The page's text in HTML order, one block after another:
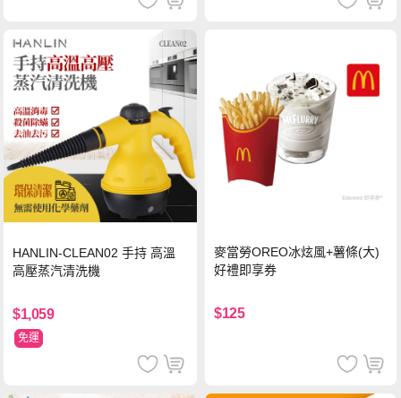
HANLIN-CLEAN02 手持 高溫
高壓蒸汽清洗機
$1,059
免運
麥當勞OREO冰炫風+薯條(大)
好禮即享券
$125